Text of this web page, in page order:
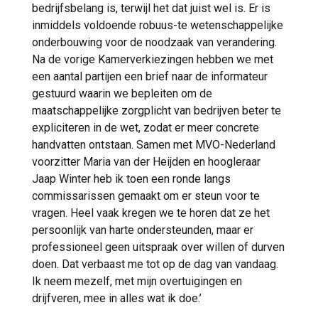
bedrijfsbelang is, terwijl het dat juist wel is. Er is
inmiddels voldoende robuus-te wetenschappelijke
onderbouwing voor de noodzaak van verandering.
Na de vorige Kamerverkiezingen hebben we met
een aantal partijen een brief naar de informateur
gestuurd waarin we bepleiten om de
maatschappelijke zorgplicht van bedrijven beter te
expliciteren in de wet, zodat er meer concrete
handvatten ontstaan. Samen met MVO-Nederland
voorzitter Maria van der Heijden en hoogleraar
Jaap Winter heb ik toen een ronde langs
commissarissen gemaakt om er steun voor te
vragen. Heel vaak kregen we te horen dat ze het
persoonlijk van harte ondersteunden, maar er
professioneel geen uitspraak over willen of durven
doen. Dat verbaast me tot op de dag van vandaag.
Ik neem mezelf, met mijn overtuigingen en
drijfveren, mee in alles wat ik doe.’